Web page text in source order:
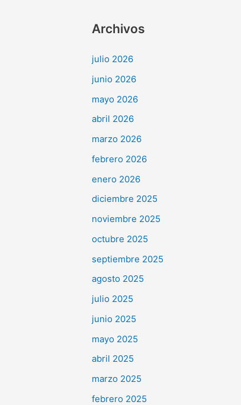
Archivos
julio 2026
junio 2026
mayo 2026
abril 2026
marzo 2026
febrero 2026
enero 2026
diciembre 2025
noviembre 2025
octubre 2025
septiembre 2025
agosto 2025
julio 2025
junio 2025
mayo 2025
abril 2025
marzo 2025
febrero 2025